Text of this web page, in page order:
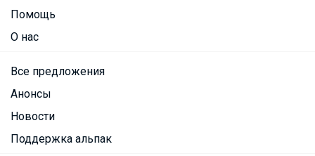
Помощь
О нас
Все предложения
Анонсы
Новости
Поддержка альпак